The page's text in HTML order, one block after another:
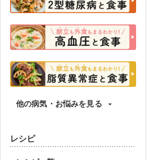
他の病気・お悩みを見る
レシピ